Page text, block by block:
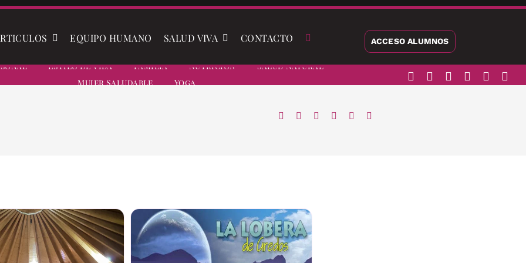
EQUIPO HUMANO SALUD VIVA CONTACTO ACCESO ALUMNOS
Estilo De Vida Familia Nutrición
Salud Natural
Mujer Saludable
Yoga